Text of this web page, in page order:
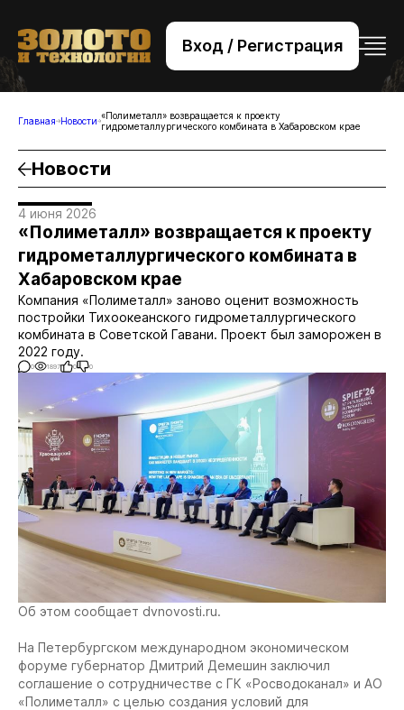
Вход / Регистрация
+7 (495) 221-76-32
bsv@zolteh.ru
Главная Новости «Полиметалл» возвращается к проекту
гидрометаллургического комбината в Хабаровском крае
Новости
4 июня 2026
«Полиметалл» возвращается к проекту
гидрометаллургического комбината в
Хабаровском крае
Компания «Полиметалл» заново оценит возможность
постройки Тихоокеанского гидрометаллургического
комбината в Советской Гавани. Проект был заморожен в
2022 году.
0 1897 0 0
Об этом сообщает dvnovosti.ru.
На Петербургском международном экономическом
форуме губернатор Дмитрий Демешин заключил
соглашение о сотрудничестве с ГК «Росводоканал» и АО
«Полиметалл» с целью создания условий для